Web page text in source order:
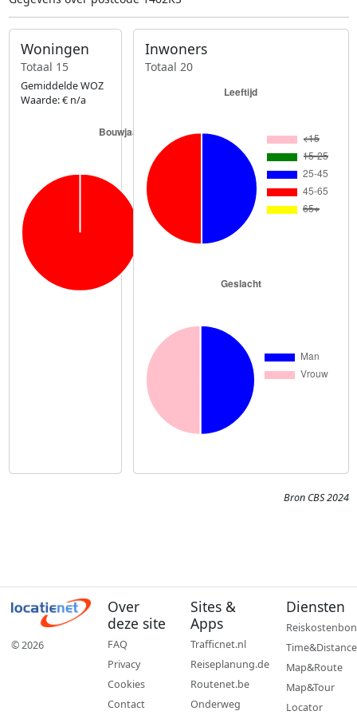
Woningen
Totaal 15
Gemiddelde WOZ
Waarde: € n/a
Inwoners
Totaal 20
Bron CBS 2024
© 2026
Over
deze site
FAQ
Privacy
Cookies
Contact
Sites &
Apps
Trafficnet.nl
Reiseplanung.de
Routenet.be
Onderweg
Diensten
Reiskostenbon
Time&Distance
Map&Route
Map&Tour
Locator